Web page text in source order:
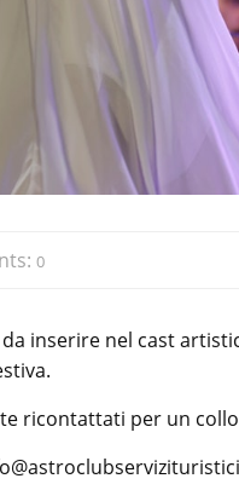
0
inserire nel cast
ricontattati per un